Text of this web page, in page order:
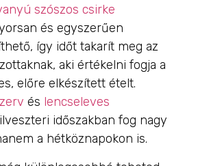
szószos csirke
és egyszerűen
így időt takarít meg az
aki értékelni fogja a
előre elkészített ételt.
és lencseleves
időszakban fog nagy
a hétköznapokon is.